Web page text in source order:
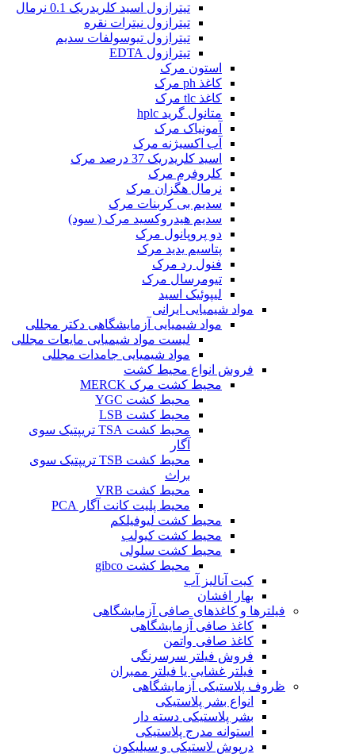
تیترازول اسید کلریدریک 0.1 نرمال
تیترازول نیترات نقره
تیترازول تیوسولفات سدیم
تیترازول EDTA
استون مرک
کاغذ ph مرک
کاغذ tlc مرک
متانول گرید hplc
آمونیاک مرک
آب اکسیژنه مرک
اسید کلریدریک 37 درصد مرک
کلروفرم مرک
نرمال هگزان مرک
سدیم بی کربنات مرک
سدیم هیدروکسید مرک ( سود)
دو پروپانول مرک
پتاسیم یدید مرک
فنول رد مرک
تیومرسال مرک
لیپوئیک اسید
مواد شیمیایی ایرانی
مواد شیمیایی آزمایشگاهی دکتر مجللی
لیست مواد شیمیایی مایعات مجللی
مواد شیمیایی جامدات مجللی
فروش انواع محیط کشت
محیط کشت مرک MERCK
محیط کشت YGC
محیط کشت LSB
محیط کشت TSA تریپتیک سوی
آگار
محیط کشت TSB تریپتیک سوی
براث
محیط کشت VRB
محیط پلیت کانت آگار PCA
محیط کشت لیوفیلکم
محیط کشت کیولب
محیط کشت سلولی
محیط کشت gibco
کیت آنالیز آب
بهار افشان
فیلترها و کاغذهای صافی آزمایشگاهی
کاغذ صافی آزمایشگاهی
کاغذ صافی واتمن
فروش فیلتر سرسرنگی
فیلتر غشایی یا فیلتر ممبران
ظروف پلاستیکی آزمایشگاهی
انواع بشر پلاستیکی
بشر پلاستیکی دسته دار
استوانه مدرج پلاستیکی
درپوش لاستیکی و سیلیکون